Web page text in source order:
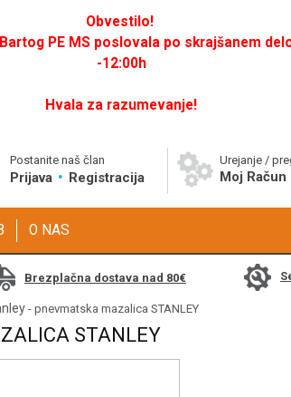
Obvestilo!
PE MS poslovala po skrajšanem
-12:00h
Hvala za razumevanje!
Postanite naš član
Prijava Registracija
Urejanje /
Moj Račun
O NAS
Brezplačna dostava nad 80€
- pnevmatska mazalica STANLEY
STANLEY